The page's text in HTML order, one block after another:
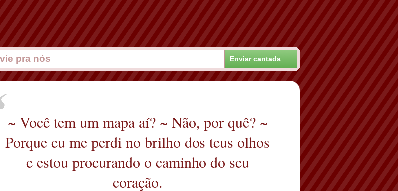
~ Você tem um mapa aí? ~ Não, por quê? ~
Porque eu me perdi no brilho dos teus olhos
e estou procurando o caminho do seu
coração.